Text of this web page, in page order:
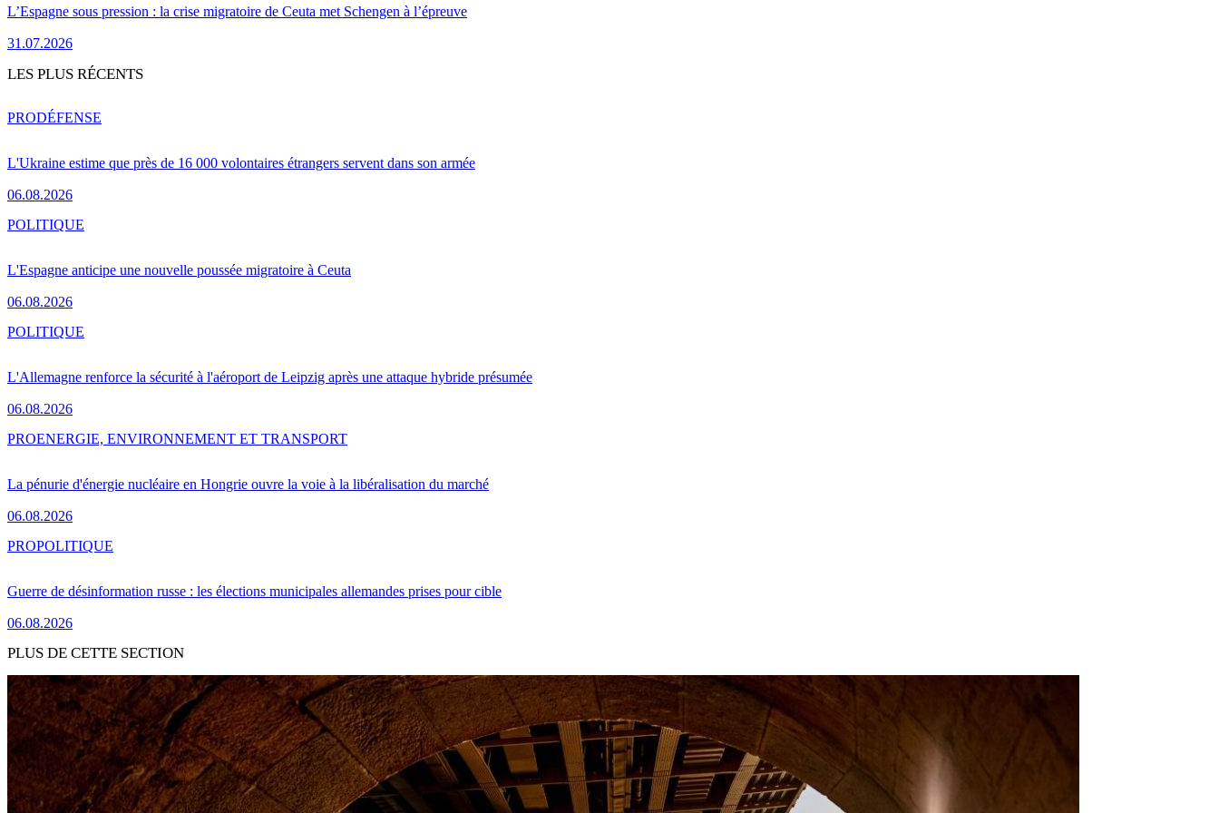
L’Espagne sous pression : la crise migratoire de Ceuta met Schengen à l’épreuve
31.07.2026
LES PLUS RÉCENTS
L'Ukraine estime que près de 16 000 volontaires étrangers servent dans son armée
06.08.2026
PRODÉFENSE
L'Espagne anticipe une nouvelle poussée migratoire à Ceuta
06.08.2026
POLITIQUE
L'Allemagne renforce la sécurité à l'aéroport de Leipzig après une attaque hybride présumée
06.08.2026
POLITIQUE
La pénurie d'énergie nucléaire en Hongrie ouvre la voie à la libéralisation du marché
06.08.2026
PROENERGIE, ENVIRONNEMENT ET TRANSPORT
Guerre de désinformation russe : les élections municipales allemandes prises pour cible
06.08.2026
PROPOLITIQUE
PLUS DE CETTE SECTION